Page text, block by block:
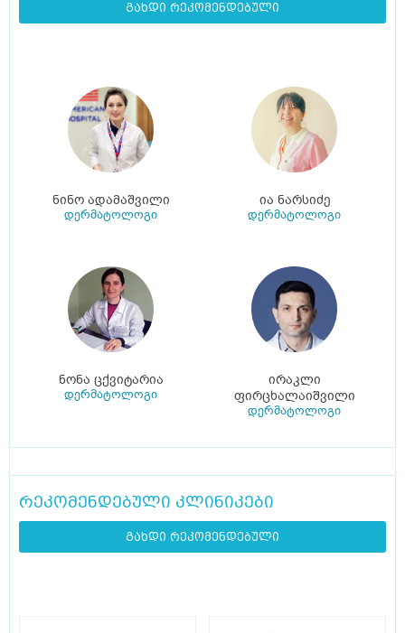
გახდი რეკომენდებული
ნინო ადამაშვილი
დერმატოლოგი
ია ნარსიძე
დერმატოლოგი
ნონა ცქვიტარია
დერმატოლოგი
ირაკლი
ფირცხალაიშვილი
დერმატოლოგი
რეკომენდებული კლინიკები
გახდი რეკომენდებული